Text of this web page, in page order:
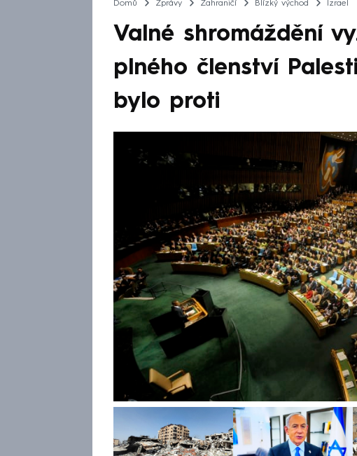
Domů Zprávy Zahraničí Blízký východ Izrael
Valné shromáždění
plného členství
bylo proti